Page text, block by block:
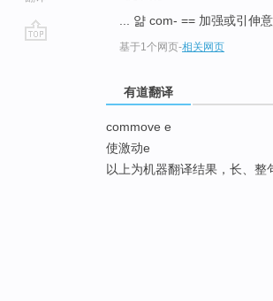
... 얆 com- == 加强或引伸
基于1个网页-相关网页
有道翻译
commove e
使激动e
以上为机器翻译结果，长、整